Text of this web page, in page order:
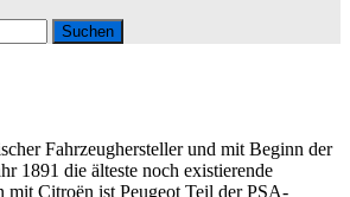
Fahrzeughersteller und mit Beginn der
1891 die älteste noch existierende
mit Citroën ist Peugeot Teil der PSA-